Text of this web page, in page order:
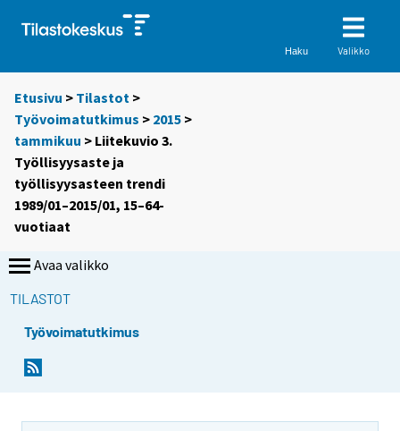
Haku Valikko
Etusivu > Tilastot >
Työvoimatutkimus > 2015 >
tammikuu > Liitekuvio 3.
Työllisyysaste ja
työllisyysasteen trendi
1989/01–2015/01, 15–64-
vuotiaat
Avaa valikko
TILASTOT
Työvoimatutkimus